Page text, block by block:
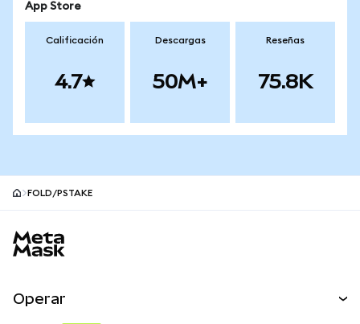
App Store
Calificación
4.7
Descargas
50M+
Reseñas
75.8K
FOLD/PSTAKE
Operar